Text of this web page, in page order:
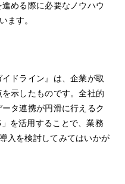
める際に必要なノウハウ
ます。
ドライン』は、企業が取
示したものです。全社的
タ連携が円滑に行えるク
を活用することで、業務
入を検討してみてはいかが